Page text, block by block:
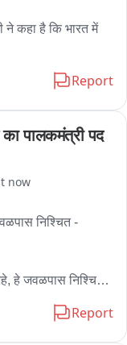
जा रहे हैं : पंकज
का निशाना
करते?’ : पंकज चौधरी
ने कहा है कि भारत में
Report
पालकमंत्री पद
now
निश्चित -
हे जवळपास निश्चित
न्याय Report